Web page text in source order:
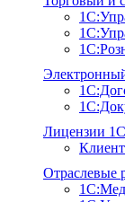
Лицензии 1С
Отраслевые